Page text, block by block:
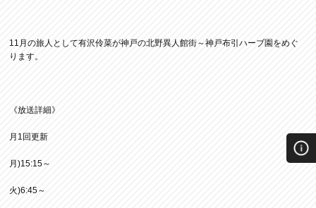
11月の旅人として有沢伶菜が神戸の北野異人館街～神戸布引ハーブ園をめぐ
ります。
《放送詳細》
月1回更新
月)15:15～
火)6:45～